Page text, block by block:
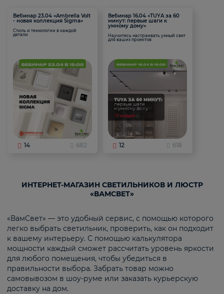
Вебинар 23.04 «Ambrella Volt
- новая коллекция Sigma»
Стиль и технологии в каждой
детали
14 682
Вебинар 16.04 «TUYA за 60
минут: первые шаги к
умному дому»
Научитесь настраивать умный свет
для ваших проектов
12 618
ИНТЕРНЕТ-МАГАЗИН СВЕТИЛЬНИКОВ И ЛЮСТР
«ВАМСВЕТ»
«ВамСвет» — это удобный сервис, с помощью которого
легко выбрать светильник, проверить, как он подходит
к вашему интерьеру. С помощью калькулятора
мощности каждый сможет рассчитать уровень яркости
для любого помещения, чтобы убедиться в
правильности выбора. Забрать товар можно
самовывозом в шоу-руме или заказать курьерскую
доставку на дом.